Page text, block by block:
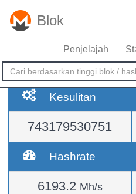
Blok
Penjelajah
Kesulitan
743179530751
Hashrate
6193.2 Mh/s